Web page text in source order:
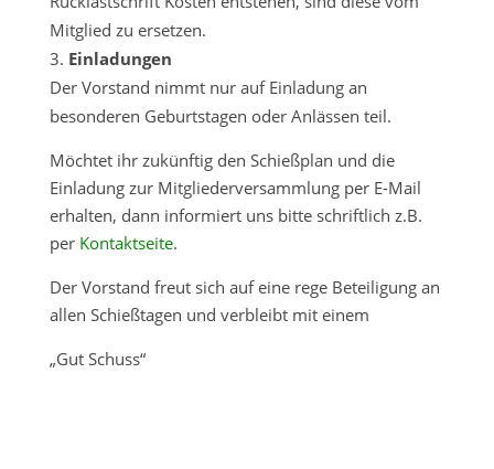
Mitglied zu ersetzen.
Einladungen
Der Vorstand nimmt nur auf Einladung an
besonderen Geburtstagen oder Anlässen teil.
Möchtet ihr zukünftig den Schießplan und die
Einladung zur Mitgliederversammlung per E-Mail
erhalten, dann informiert uns bitte schriftlich z.B.
per Kontaktseite.
Der Vorstand freut sich auf eine rege Beteiligung an
allen Schießtagen und verbleibt mit einem
„Gut Schuss“